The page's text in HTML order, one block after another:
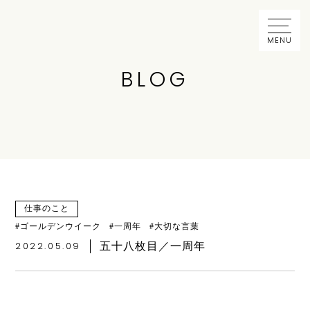
MENU
BLOG
仕事のこと
ゴールデンウイーク
一周年 大切な言葉
2022.05.09 五十八枚目／一周年